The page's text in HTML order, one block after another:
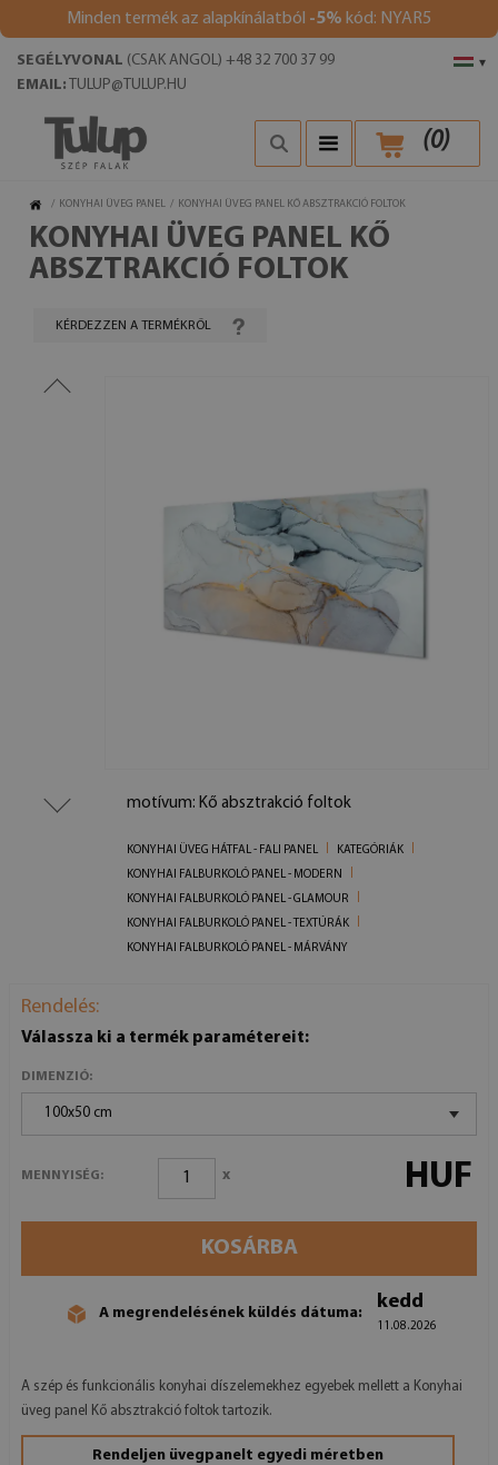
Minden termék az alapkínálatból -5% kód: NYAR5
▾
SEGÉLYVONAL (CSAK ANGOL) +48 32 700 37 99
EMAIL: TULUP@TULUP.HU
(0)
/ KONYHAI ÜVEG PANEL / KONYHAI ÜVEG PANEL KŐ ABSZTRAKCIÓ FOLTOK
KONYHAI ÜVEG PANEL KŐ
ABSZTRAKCIÓ FOLTOK
KÉRDEZZEN A TERMÉKRŐL
motívum: Kő absztrakció foltok
KONYHAI ÜVEG HÁTFAL - FALI PANEL
KATEGÓRIÁK
KONYHAI FALBURKOLÓ PANEL - MODERN
KONYHAI FALBURKOLÓ PANEL - GLAMOUR
KONYHAI FALBURKOLÓ PANEL - TEXTÚRÁK
KONYHAI FALBURKOLÓ PANEL - MÁRVÁNY
Rendelés:
Válassza ki a termék paramétereit:
DIMENZIÓ:
100x50 cm
MENNYISÉG: x HUF
KOSÁRBA
A megrendelésének küldés dátuma:
kedd
11.08.2026
A szép és funkcionális konyhai díszelemekhez egyebek mellett a Konyhai
üveg panel Kő absztrakció foltok tartozik.
Rendeljen üvegpanelt egyedi méretben